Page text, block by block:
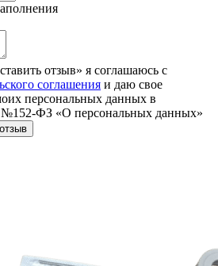
отзыв» я соглашаюсь с
соглашения и даю свое
персональных данных в
№152-ФЗ «О персональных данных»